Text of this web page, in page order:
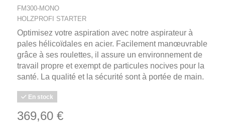
FM300-MONO
HOLZPROFI STARTER
Optimisez votre aspiration avec notre aspirateur à
pales hélicoïdales en acier. Facilement manœuvrable
grâce à ses roulettes, il assure un environnement de
travail propre et exempt de particules nocives pour la
santé. La qualité et la sécurité sont à portée de main.
En stock
369,60 €